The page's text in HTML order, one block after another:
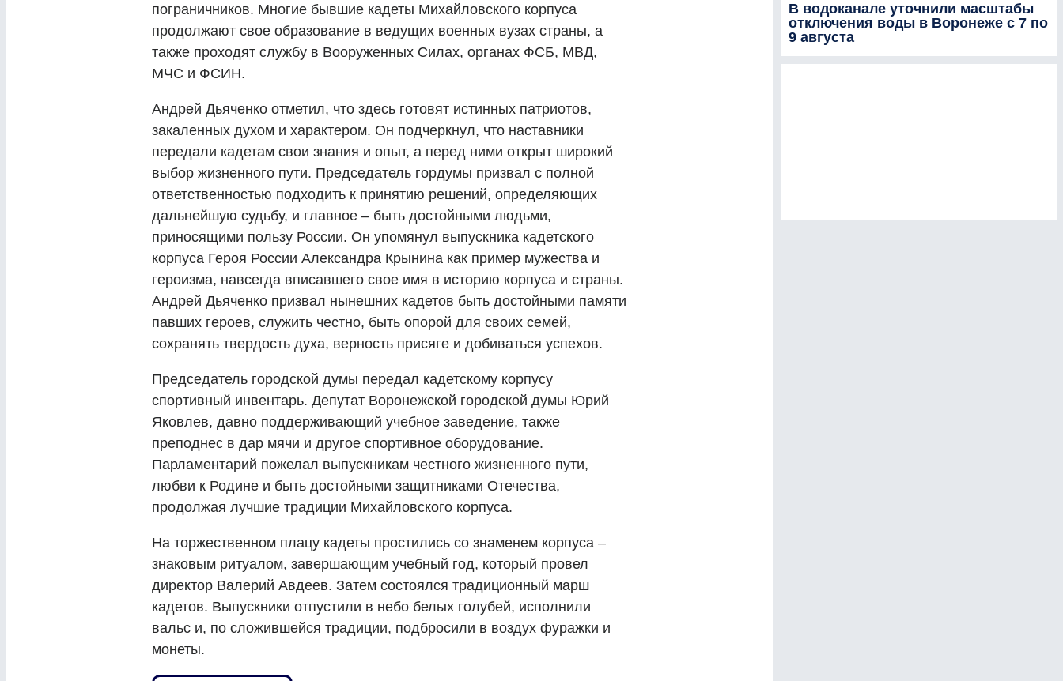
пограничников. Многие бывшие кадеты Михайловского корпуса
продолжают свое образование в ведущих военных вузах страны, а
также проходят службу в Вооруженных Силах, органах ФСБ, МВД,
МЧС и ФСИН.
Андрей Дьяченко отметил, что здесь готовят истинных патриотов,
закаленных духом и характером. Он подчеркнул, что наставники
передали кадетам свои знания и опыт, а перед ними открыт широкий
выбор жизненного пути. Председатель гордумы призвал с полной
ответственностью подходить к принятию решений, определяющих
дальнейшую судьбу, и главное – быть достойными людьми,
приносящими пользу России. Он упомянул выпускника кадетского
корпуса Героя России Александра Крынина как пример мужества и
героизма, навсегда вписавшего свое имя в историю корпуса и страны.
Андрей Дьяченко призвал нынешних кадетов быть достойными памяти
павших героев, служить честно, быть опорой для своих семей,
сохранять твердость духа, верность присяге и добиваться успехов.
Председатель городской думы передал кадетскому корпусу
спортивный инвентарь. Депутат Воронежской городской думы Юрий
Яковлев, давно поддерживающий учебное заведение, также
преподнес в дар мячи и другое спортивное оборудование.
Парламентарий пожелал выпускникам честного жизненного пути,
любви к Родине и быть достойными защитниками Отечества,
продолжая лучшие традиции Михайловского корпуса.
На торжественном плацу кадеты простились со знаменем корпуса –
знаковым ритуалом, завершающим учебный год, который провел
директор Валерий Авдеев. Затем состоялся традиционный марш
кадетов. Выпускники отпустили в небо белых голубей, исполнили
вальс и, по сложившейся традиции, подбросили в воздух фуражки и
монеты.
В водоканале уточнили масштабы
отключения воды в Воронеже с 7 по
9 августа